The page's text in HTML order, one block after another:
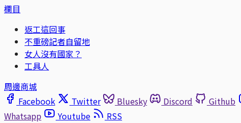
欄目
返工這回事
不重磅記者自留地
女人沒有國家？
工具人
周邊商城
Facebook
Twitter Bluesky Discord Github
Whatsapp
Youtube
RSS